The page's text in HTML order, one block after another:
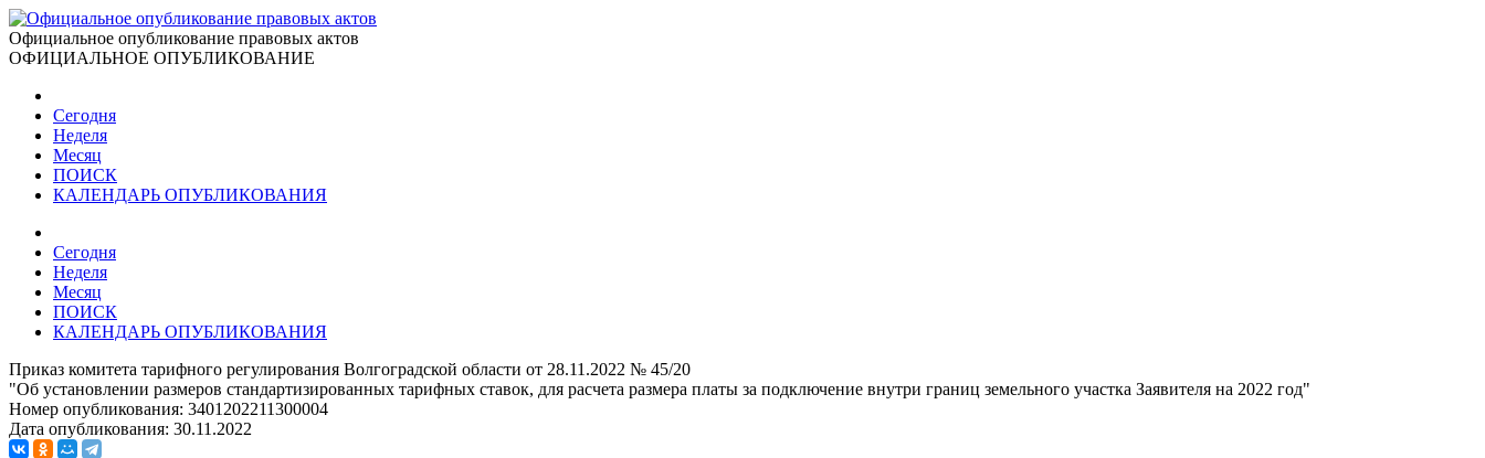
Официальное опубликование правовых актов
ОФИЦИАЛЬНОЕ ОПУБЛИКОВАНИЕ
Сегодня
Неделя
Месяц
ПОИСК
КАЛЕНДАРЬ ОПУБЛИКОВАНИЯ
Сегодня
Неделя
Месяц
ПОИСК
КАЛЕНДАРЬ ОПУБЛИКОВАНИЯ
Приказ комитета тарифного регулирования Волгоградской области от 28.11.2022 № 45/20
"Об установлении размеров стандартизированных тарифных ставок, для расчета размера платы за подключение внутри границ земельного участка Заявителя на 2022 год"
Номер опубликования: 3401202211300004
Дата опубликования: 30.11.2022